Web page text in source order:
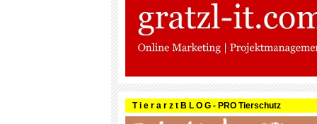
T i e r a r z t B L O G - PRO Tierschutz